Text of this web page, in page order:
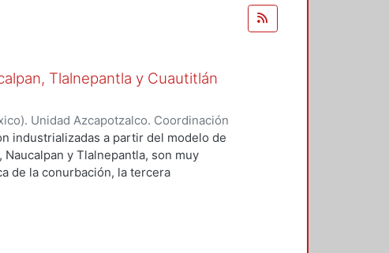
Tlalnepantla y Cuautitlán
Unidad Azcapotzalco. Coordinación
Castillo, Hugo
industrializadas a partir del modelo de
y Tlalnepantla, son muy
de la conurbación, la tercera